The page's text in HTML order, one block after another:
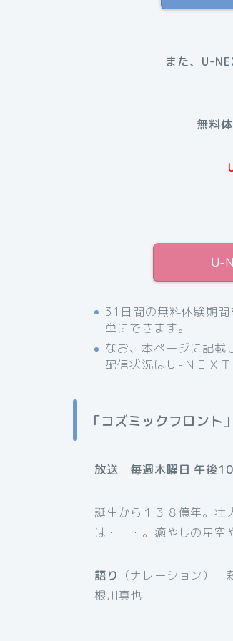
.
また、U-
無料
U-
31日間の無料体験期
単にできます。
なお、本ページに記
配信状況はＵ-ＮＥＸ
「コズミックフロント
放送 毎週木曜日 午後10
誕生から１３８億年。壮
は・・・。癒やしの星空
語り （ナレーション）
根川真也